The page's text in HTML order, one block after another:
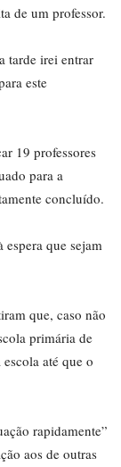
de um professor.
tarde irei entrar
este
19 professores
para a
concluído.
espera que sejam
que, caso não
primária de
até que o
rapidamente”
aos de outras